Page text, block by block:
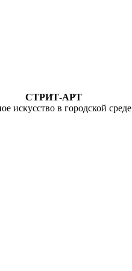
СТРИТ-АРТ
искусство в городской среде